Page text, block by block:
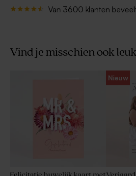
Van 3600 klanten
Vind je misschien ook leuk
Nieuw